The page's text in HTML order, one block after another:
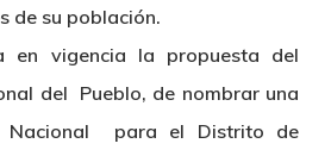
de su población.
en vigencia la propuesta del
del Pueblo, de nombrar una
Nacional para el Distrito de